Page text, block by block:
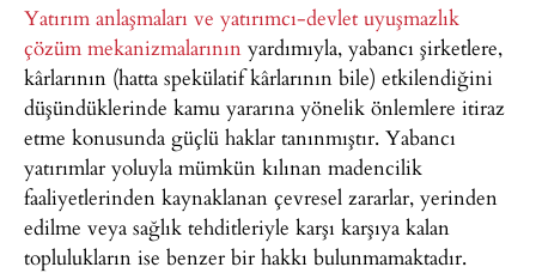
Yatırım anlaşmaları ve yatırımcı-devlet uyuşmazlık
çözüm mekanizmalarının yardımıyla, yabancı şirketlere,
kârlarının (hatta spekülatif kârlarının bile) etkilendiğini
düşündüklerinde kamu yararına yönelik önlemlere itiraz
etme konusunda güçlü haklar tanınmıştır. Yabancı
yatırımlar yoluyla mümkün kılınan madencilik
faaliyetlerinden kaynaklanan çevresel zararlar, yerinden
edilme veya sağlık tehditleriyle karşı karşıya kalan
toplulukların ise benzer bir hakkı bulunmamaktadır.